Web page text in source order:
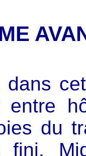
dans
du
fini.